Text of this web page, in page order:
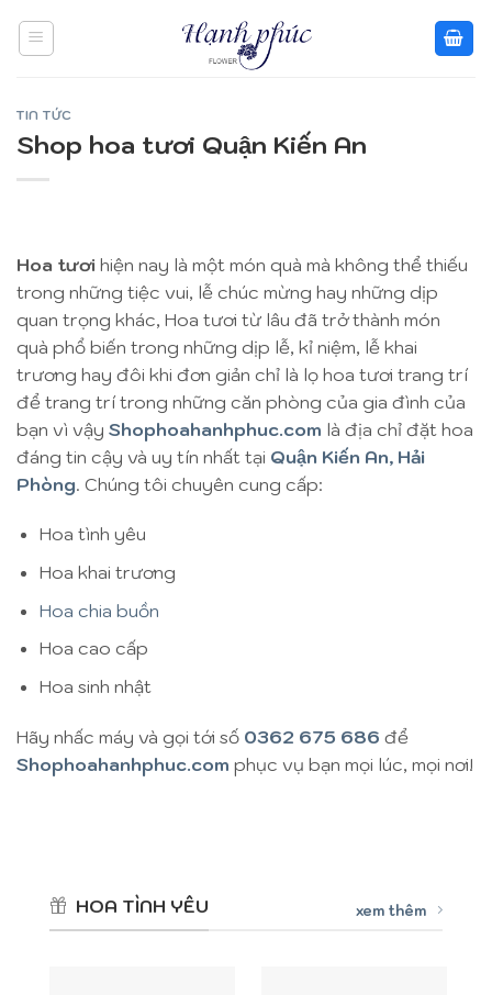
TIN TỨC
Shop hoa tươi Quận Kiến An
Hoa tươi hiện nay là một món quà mà không thể thiếu
trong những tiệc vui, lễ chúc mừng hay những dịp
quan trọng khác, Hoa tươi từ lâu đã trở thành món
quà phổ biến trong những dịp lễ, kỉ niệm, lễ khai
trương hay đôi khi đơn giản chỉ là lọ hoa tươi trang trí
để trang trí trong những căn phòng của gia đình của
bạn vì vậy Shophoahanhphuc.com là địa chỉ đặt hoa
đáng tin cậy và uy tín nhất tại Quận Kiến An, Hải
Phòng. Chúng tôi chuyên cung cấp:
Hoa tình yêu
Hoa khai trương
Hoa chia buồn
Hoa cao cấp
Hoa sinh nhật
Hãy nhấc máy và gọi tới số 0362 675 686 để
Shophoahanhphuc.com phục vụ bạn mọi lúc, mọi nơi!
HOA TÌNH YÊU xem thêm